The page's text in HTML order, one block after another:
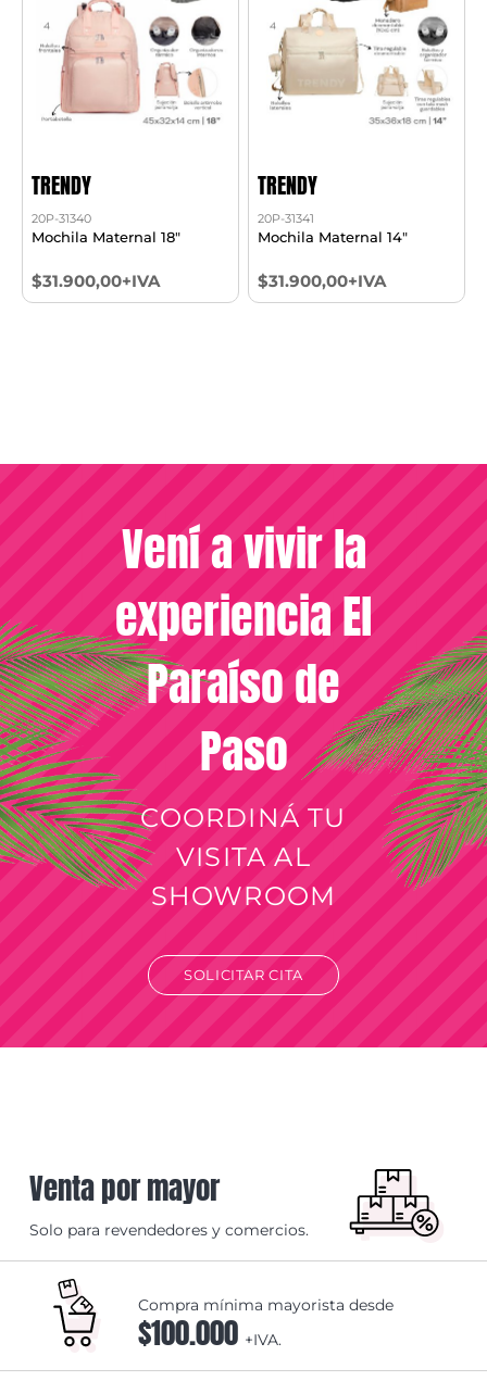
TRENDY
20P-31340
Mochila Maternal 18"
$31.900,00+IVA
TRENDY
20P-31341
Mochila Maternal 14"
$31.900,00+IVA
Vení a vivir la
experiencia El
Paraíso de
Paso
COORDINÁ TU
VISITA AL
SHOWROOM
SOLICITAR CITA
Venta por mayor
Solo para revendedores y comercios.
Compra mínima mayorista desde
$100.000 +IVA.